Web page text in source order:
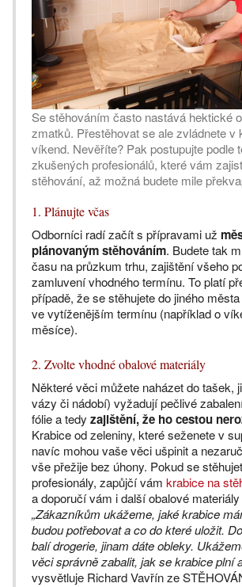
Se stěhováním často nastává hektické
zmatků. Přestěhovat se ale zvládnete v
víkend. Nevěříte? Pak postupujte podle
zkušených profesionálů, které vám
stěhování, až možná budete mile
1. Plánujte včas
Odborníci radí začít s přípravami už
plánovaným stěhováním. Budete tak
času na průzkum trhu, zajištění všeho
zamluvení vhodného termínu. To platí
případě, že se stěhujete do jiného
ve vytíženějším termínu (například o
měsíce).
2. Zvolte vhodné obalové materiály
Některé věci můžete naházet do tašek,
vázy či nádobí) vyžadují pečlivé
fólie a tedy zajištění, že ho cestou
Krabice od zeleniny, které seženete v
navíc mohou vaše věci ušpinit a
vše přežije bez úhony. Pokud se
profesionály, zapůjčí vám krabice na
a doporučí vám i další obalové materiály
„Zákazníkům ukážeme, jaké krabice
budou potřebovat a co do které uložit.
balí drogerie, jinam dáte obleky.
věci správně zabalit, jak se krabice plní
vysvětluje Richard Vavřín ze